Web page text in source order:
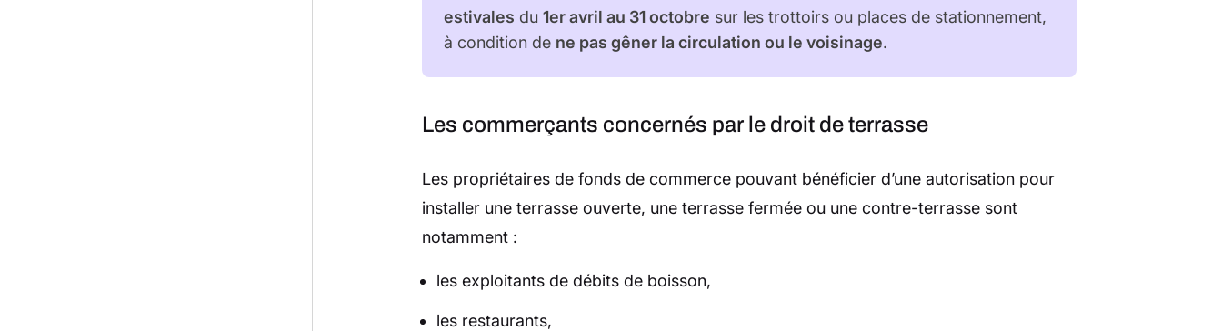
estivales du 1er avril au 31 octobre sur les trottoirs ou places de stationnement,
à condition de ne pas gêner la circulation ou le voisinage.
Les commerçants concernés par le droit de terrasse
Les propriétaires de fonds de commerce pouvant bénéficier d’une autorisation pour
installer une terrasse ouverte, une terrasse fermée ou une contre-terrasse sont
notamment :
les exploitants de débits de boisson,
les restaurants,